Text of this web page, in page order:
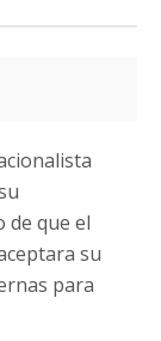
de que el
su
para